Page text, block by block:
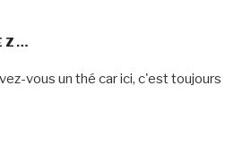
vous un thé car ici, c'est toujours